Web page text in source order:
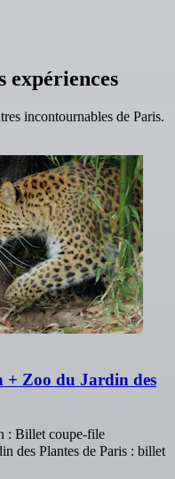
expériences
incontournables de Paris.
+ Zoo du Jardin des
: Billet coupe-file
des Plantes de Paris : billet